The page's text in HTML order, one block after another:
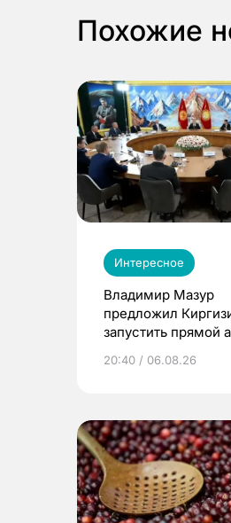
Похожие
Интересное
Владимир Мазур
предложил
запустить прямой
20:40 / 06.08.26